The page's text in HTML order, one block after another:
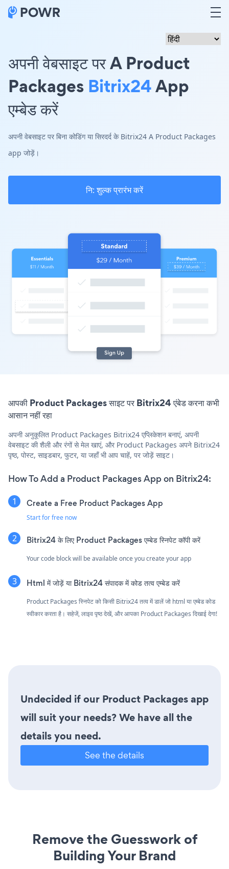
अपनी वेबसाइट पर A Product
Packages Bitrix24App
एम्बेड करें
अपनी वेबसाइट पर बिना कोडिंग या सिरदर्द के Bitrix24 A Product Packages
app जोड़ें।
नि: शुल्क प्रारंभ करें
आपकी Product Packages साइट पर Bitrix24 एंबेड करना कभी
आसान नहीं रहा
अपनी अनुकूलित Product Packages Bitrix24 एप्लिकेशन बनाएं, अपनी
वेबसाइट की शैली और रंगों से मेल खाएं, और Product Packages अपने Bitrix24
पृष्ठ, पोस्ट, साइडबार, फुटर, या जहाँ भी आप चाहें, पर जोड़ें साइट।
How To Add a Product Packages App on Bitrix24:
Create a Free Product Packages App
Start for free now
Bitrix24 के लिए Product Packages एम्बेड स्निपेट कॉपी करें
Your code block will be available once you create your app
Html में जोड़ें या Bitrix24 संपादक में कोड तत्व एम्बेड करें
Product Packages स्निपेट को किसी Bitrix24 तत्व में डालें जो html या एम्बेड कोड
स्वीकार करता है। सहेजें, लाइव पृष्ठ देखें, और आपका Product Packages दिखाई देगा!
Undecided if our Product Packages app
will suit your needs? We have all the
details you need.
See the details
Remove the Guesswork of
Building Your Brand